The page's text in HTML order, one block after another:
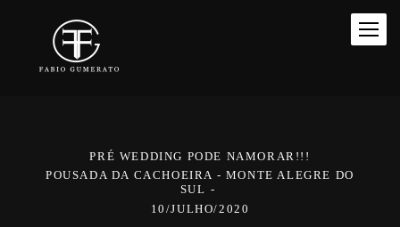
PRÉ WEDDING PODE NAMORAR!!!
POUSADA DA CACHOEIRA - MONTE ALEGRE DO
SUL
10/JULHO/2020